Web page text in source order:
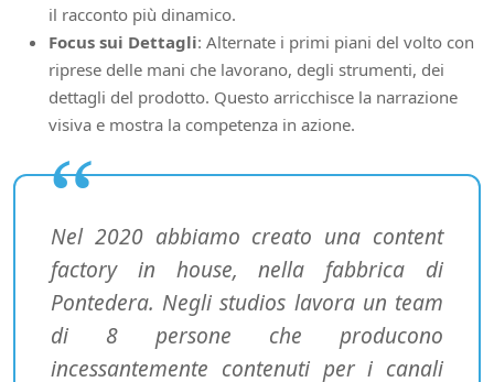
il racconto più dinamico.
Focus sui Dettagli: Alternate i primi piani del volto con
riprese delle mani che lavorano, degli strumenti, dei
dettagli del prodotto. Questo arricchisce la narrazione
visiva e mostra la competenza in azione.
Nel 2020 abbiamo creato una content
factory in house, nella fabbrica di
Pontedera. Negli studios lavora un team
di 8 persone che producono
incessantemente contenuti per i canali